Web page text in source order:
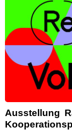
Ausstellung